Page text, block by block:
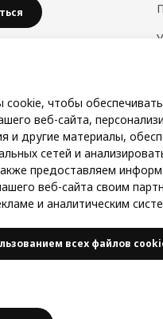
цены
чтобы обеспечивать
веб-сайта,
и другие материалы,
сетей и
предоставляем
веб-сайта своим
и аналитическим
всех файлов